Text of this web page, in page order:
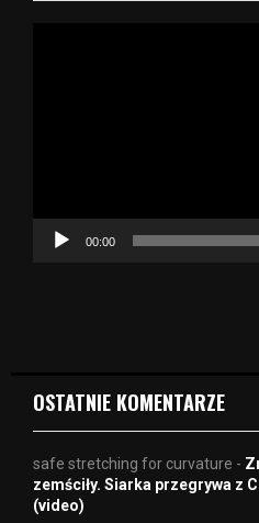
c
00:00
OSTATNIE KOMENTARZE
safe stretching for curvature -
zemściły. Siarka przegrywa z
(video)